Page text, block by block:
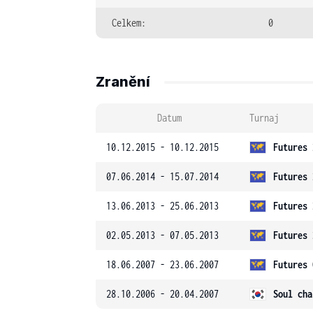
Celkem: 0
Zranění
Datum Turnaj
10.12.2015 - 10.12.2015 Futures
07.06.2014 - 15.07.2014 Futures
13.06.2013 - 25.06.2013 Futures
02.05.2013 - 07.05.2013 Futures
18.06.2007 - 23.06.2007 Futures
28.10.2006 - 20.04.2007 Soul